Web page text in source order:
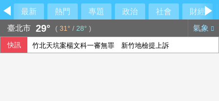
最新 熱門 專題 政治 社會
財經
臺北市 29° ( 31° / 28° ) 氣象
快訊 竹北天坑案楊文科一審無罪 新竹地檢提上訴